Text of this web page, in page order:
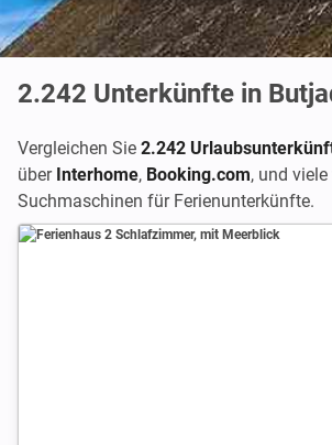
2.242 Unterkünfte in
Vergleichen Sie 2.242
über Interhome, Booking.com, und
Suchmaschinen für Ferienunterkünfte.